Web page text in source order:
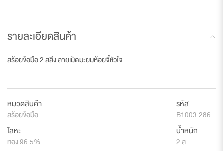
รายละเอียดสินค้า
สร้อยข้อมือ 2 สลึง ลายเม็ดมะยมห้อยจี้หัวใจ
หมวดสินค้า
สร้อยข้อมือ
โลหะ
ทอง 96.5%
รหัส
B1003.286
น้ำหนัก
2 ส